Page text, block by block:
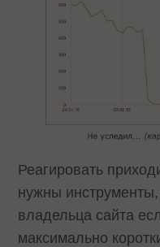
Реагировать
нужны
владельца сайта
максимально